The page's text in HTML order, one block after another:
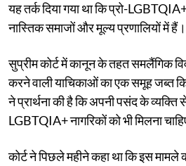
यह तर्क दिया गया था कि प्रो-
नास्तिक समाजों और मूल्य प्रणालियों में हैं।
सुप्रीम कोर्ट में कानून के तहत समलैंगिक
करने वाली याचिकाओं का एक समूह जब्त
ने प्रार्थना की है कि अपनी पसंद के
LGBTQIA+ नागरिकों को भी मिलना
कोर्ट ने पिछले महीने कहा था कि इस मामले